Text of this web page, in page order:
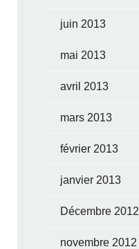
juin 2013
mai 2013
avril 2013
mars 2013
février 2013
janvier 2013
Décembre 2012
novembre 2012